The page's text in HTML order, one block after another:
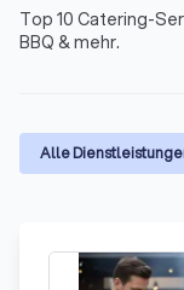
Top 10 Catering-
BBQ & mehr.
Alle